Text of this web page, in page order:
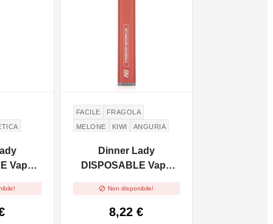
Vape
ml
FACILE
FRAGOLA
MELONE
KIWI ANGURIA
Dinner Lady
DISPOSABLE Vape
Watermelon 2ml -
20mg/ml
 Non disponibile!
8,22 €